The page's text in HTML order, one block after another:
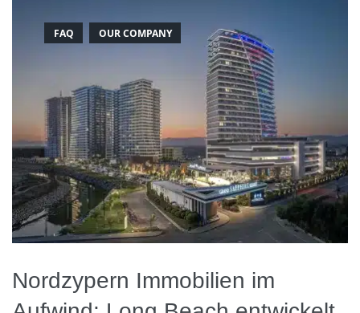
FAQ OUR COMPANY
Nordzypern Immobilien im